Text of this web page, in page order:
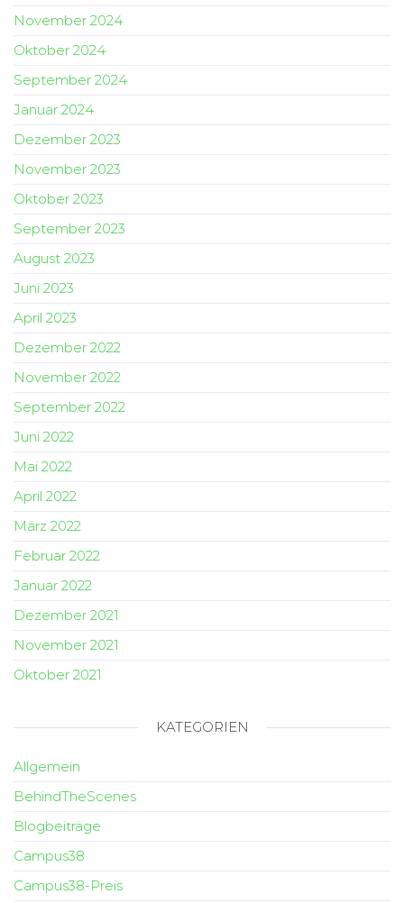
November 2024
Oktober 2024
September 2024
Januar 2024
Dezember 2023
November 2023
Oktober 2023
September 2023
August 2023
Juni 2023
April 2023
Dezember 2022
November 2022
September 2022
Juni 2022
Mai 2022
April 2022
März 2022
Februar 2022
Januar 2022
Dezember 2021
November 2021
Oktober 2021
KATEGORIEN
Allgemein
BehindTheScenes
Blogbeiträge
Campus38
Campus38-Preis